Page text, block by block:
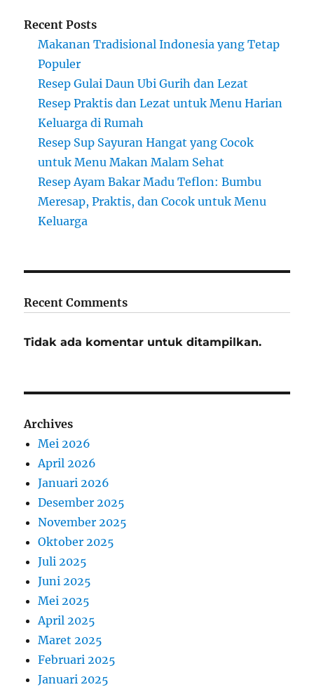
Recent Posts
Makanan Tradisional Indonesia yang Tetap
Populer
Resep Gulai Daun Ubi Gurih dan Lezat
Resep Praktis dan Lezat untuk Menu Harian
Keluarga di Rumah
Resep Sup Sayuran Hangat yang Cocok
untuk Menu Makan Malam Sehat
Resep Ayam Bakar Madu Teflon: Bumbu
Meresap, Praktis, dan Cocok untuk Menu
Keluarga
Recent Comments
Tidak ada komentar untuk ditampilkan.
Archives
Mei 2026
April 2026
Januari 2026
Desember 2025
November 2025
Oktober 2025
Juli 2025
Juni 2025
Mei 2025
April 2025
Maret 2025
Februari 2025
Januari 2025